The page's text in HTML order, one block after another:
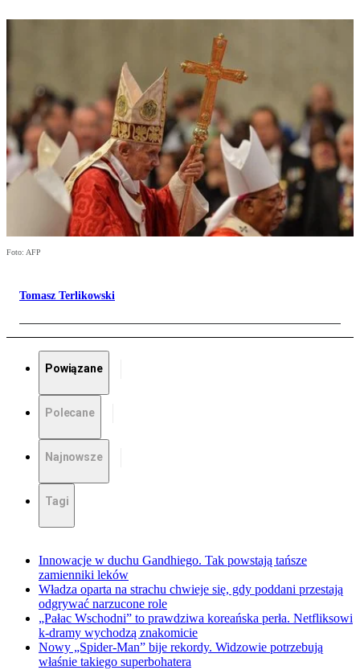
Foto: AFP
Tomasz Terlikowski
Powiązane
Polecane
Najnowsze
Tagi
Innowacje w duchu Gandhiego. Tak powstają tańsze
zamienniki leków
Władza oparta na strachu chwieje się, gdy poddani przestają
odgrywać narzucone role
„Pałac Wschodni” to prawdziwa koreańska perła. Netfliksowi
k-dramy wychodzą znakomicie
Nowy „Spider-Man” bije rekordy. Widzowie potrzebują
właśnie takiego superbohatera